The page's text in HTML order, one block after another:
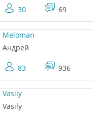
30 69
Meloman
Андрей
83 936
Vasily
Vasily